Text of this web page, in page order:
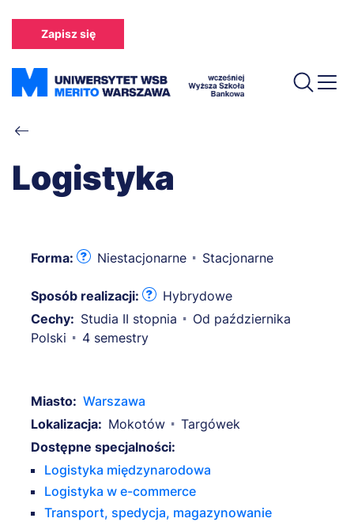
treści
Zapisz się
Ścieżka
nawigacyjna
Logistyka
Forma: Niestacjonarne Stacjonarne
Sposób realizacji:
Hybrydowe
Cechy: Studia II stopnia
Od października
Polski
4 semestry
Miasto: Warszawa
Lokalizacja: Mokotów
Targówek
Dostępne specjalności:
Logistyka międzynarodowa
Logistyka w e-commerce
Transport, spedycja, magazynowanie